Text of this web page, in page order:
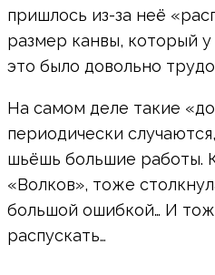
пришлось из-за неё
размер канвы, который
это было довольно
На самом деле такие
периодически
шьёшь большие работы.
«Волков», тоже
большой ошибкой… И
распускать…